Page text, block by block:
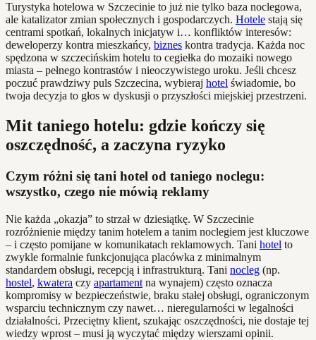
Turystyka hotelowa w Szczecinie to już nie tylko baza noclegowa,
ale katalizator zmian społecznych i gospodarczych. Hotele stają się
centrami spotkań, lokalnych inicjatyw i… konfliktów interesów:
deweloperzy kontra mieszkańcy, biznes kontra tradycja. Każda noc
spędzona w szczecińskim hotelu to cegiełka do mozaiki nowego
miasta – pełnego kontrastów i nieoczywistego uroku. Jeśli chcesz
poczuć prawdziwy puls Szczecina, wybieraj hotel świadomie, bo
twoja decyzja to głos w dyskusji o przyszłości miejskiej przestrzeni.
Mit taniego hotelu: gdzie kończy się
oszczędność, a zaczyna ryzyko
Czym różni się tani hotel od taniego noclegu:
wszystko, czego nie mówią reklamy
Nie każda „okazja” to strzał w dziesiątkę. W Szczecinie
rozróżnienie między tanim hotelem a tanim noclegiem jest kluczowe
– i często pomijane w komunikatach reklamowych. Tani hotel to
zwykle formalnie funkcjonująca placówka z minimalnym
standardem obsługi, recepcją i infrastrukturą. Tani nocleg (np.
hostel, kwatera czy apartament na wynajem) często oznacza
kompromisy w bezpieczeństwie, braku stałej obsługi, ograniczonym
wsparciu technicznym czy nawet… nieregularności w legalności
działalności. Przeciętny klient, szukając oszczędności, nie dostaje tej
wiedzy wprost – musi ją wyczytać między wierszami opinii.